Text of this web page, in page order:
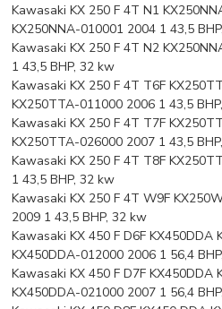
Kawasaki KX 250 F 4T N1
KX250NNA-010001 2004 1 43,5
Kawasaki KX 250 F 4T N2
1 43,5 BHP, 32 kw
Kawasaki KX 250 F 4T T6F
KX250TTA-011000 2006 1 43,5
Kawasaki KX 250 F 4T T7F
KX250TTA-026000 2007 1 43,5
Kawasaki KX 250 F 4T T8F
1 43,5 BHP, 32 kw
Kawasaki KX 250 F 4T W9F
2009 1 43,5 BHP, 32 kw
Kawasaki KX 450 F D6F KX450DDA
KX450DDA-012000 2006 1 56,4
Kawasaki KX 450 F D7F KX450DDA
KX450DDA-021000 2007 1 56,4